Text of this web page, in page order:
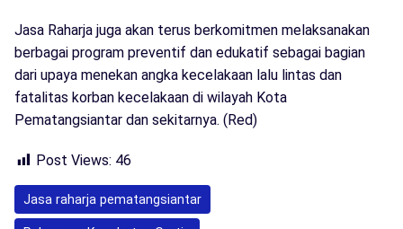
Jasa Raharja juga akan terus berkomitmen melaksanakan
berbagai program preventif dan edukatif sebagai bagian
dari upaya menekan angka kecelakaan lalu lintas dan
fatalitas korban kecelakaan di wilayah Kota
Pematangsiantar dan sekitarnya. (Red)
Post Views: 46
Jasa raharja pematangsiantar